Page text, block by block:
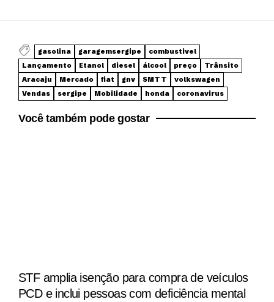
gasolina garagemsergipe
combustivel
Lançamento
Etanol diesel álcool preço
Trânsito
Aracaju
Mercado fiat gnv SMTT
volkswagen
Vendas
sergipe Mobilidade honda coronavirus
Você também pode gostar
STF amplia isenção para compra de veículos
PCD e inclui pessoas com deficiência mental